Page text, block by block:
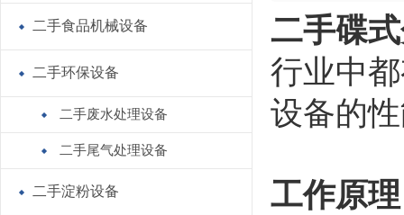
二手食品机械设备
二手环保设备
二手废水处理设备
二手尾气处理设备
二手淀粉设备
二手碟
行业中都
设备的性
工作原